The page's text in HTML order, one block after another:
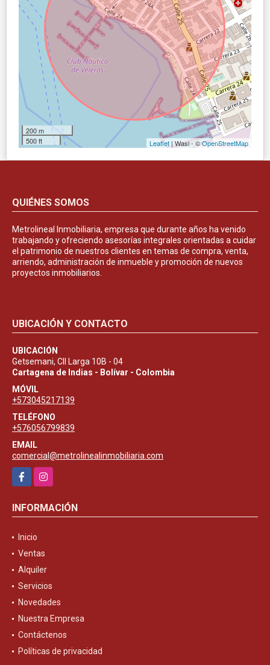
200 m
500 ft
Leaflet | Wasi - ©OpenStreetMap
QUIÉNES SOMOS
Metrolineal Inmobiliaria, empresa que durante años ha venido
trabajando y ofreciendo asesorías integrales orientadas a cuidar
el patrimonio de nuestros clientes en temas de compra, venta,
arriendo, administración de inmueble y promoción de nuevos
proyectos inmobiliarios.
UBICACIÓN Y CONTACTO
UBICACIÓN
Getsemani, Cll Larga 10B - 04
Cartagena de Indias - Bolívar - Colombia
MÓVIL
+573045217139
TELÉFONO
+576056799839
EMAIL
comercial@metrolinealinmobiliaria.com
FacebookInstagram
INFORMACIÓN
Inicio
Ventas
Alquiler
Servicios
Novedades
Nuestra Empresa
Contáctenos
Políticas de privacidad